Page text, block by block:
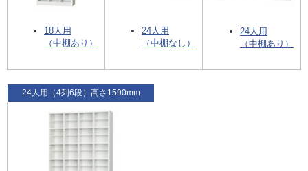
18人用
（中棚あり）
24人用
（中棚なし）
24人用
（中棚あり）
24人用（4列6段）高さ1590mm